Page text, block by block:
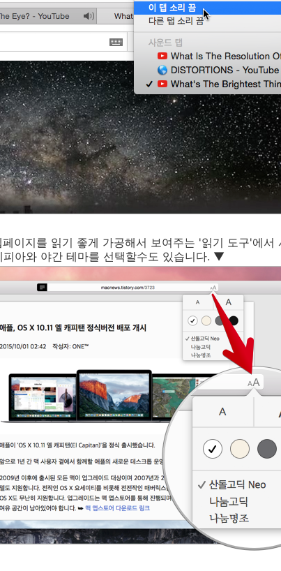
이지를 읽기 좋게 가공해서 보여주는 '읽기 도구'에서
피아와 야간 테마를 선택할수도 있습니다. ▼